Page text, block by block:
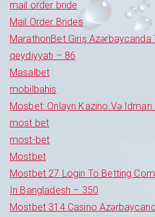
mail order bride
Mail Order Brides
MarathonBet Giriş
qeydiyyatı – 86
Masalbet
mobilbahis
Mosbet: Onlayn Kazino Və
most bet
most-bet
Mostbet
Mostbet 27 Login To Betting
In Bangladesh – 350
Mostbet 314 Casino